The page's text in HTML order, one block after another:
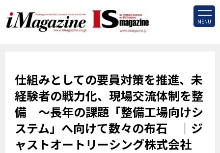
MENU
仕組みとしての要員対策を推進、未
経験者の戦力化、現場交流体制を整
備 ～長年の課題「整備工場向けシ
ステム」へ向けて数々の布石 ｜ジ
ャストオートリーシング株式会社